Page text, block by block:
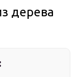
дерева